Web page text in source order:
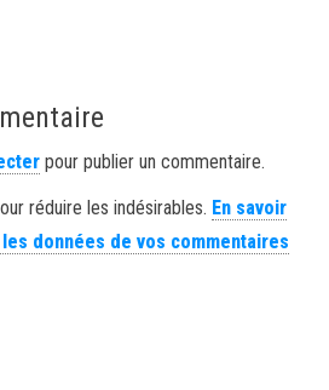
pour publier un commentaire.
réduire les indésirables. En savoir
données de vos commentaires